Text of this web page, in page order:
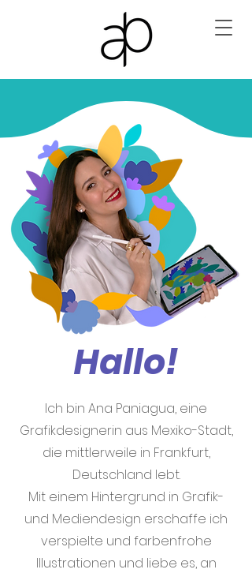
Hallo!
Ich bin Ana Paniagua, eine
Grafikdesignerin aus Mexiko-Stadt,
die mittlerweile in Frankfurt,
Deutschland lebt.
Mit einem Hintergrund in Grafik-
und Mediendesign erschaffe ich
verspielte und farbenfrohe
Illustrationen und liebe es, an